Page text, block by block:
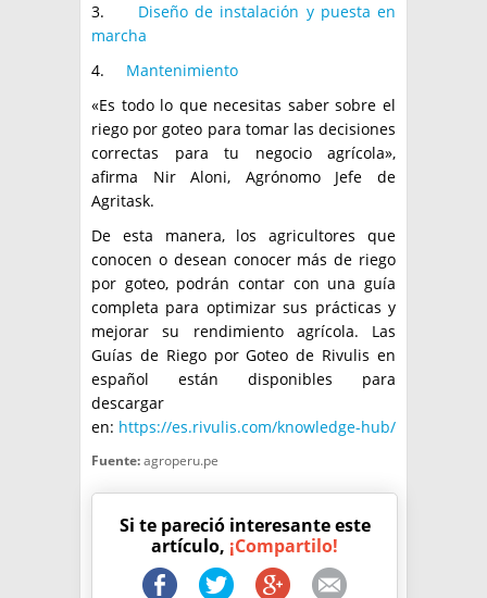
3. Diseño de instalación y puesta en
marcha
4. Mantenimiento
«Es todo lo que necesitas saber sobre el
riego por goteo para tomar las decisiones
correctas para tu negocio agrícola»,
afirma Nir Aloni, Agrónomo Jefe de
Agritask.
De esta manera, los agricultores que
conocen o desean conocer más de riego
por goteo, podrán contar con una guía
completa para optimizar sus prácticas y
mejorar su rendimiento agrícola. Las
Guías de Riego por Goteo de Rivulis en
español están disponibles para
descargar
en: https://es.rivulis.com/knowledge-hub/
Fuente:agroperu.pe
Si te pareció interesante este
artículo, ¡Compartilo!